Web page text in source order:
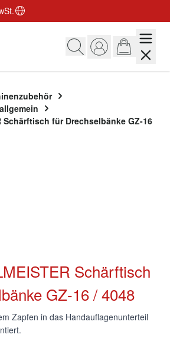
Schärftisch für Drechselbänke GZ-16 /
Schärftisch
GZ-16 / 4048
Zapfen in das
der Drechselbank montiert.